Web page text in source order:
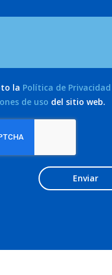
la Política de Privacidad
de uso del sitio web.
Enviar